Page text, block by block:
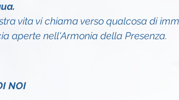
vita vi chiama verso qualcosa di
aperte nell'Armonia della Presenza.
NOI